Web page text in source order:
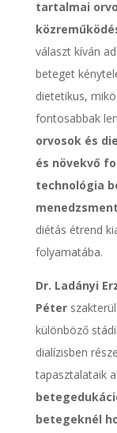
tartalmai
választ kíván
beteget
dietetikus,
fontosabbak
orvosok és
és növekvő
technológia
diétás étrend
folyamatába.
Dr. Ladányi
Péter
különböző
dialízisben
tapasztalataik
betegeknél